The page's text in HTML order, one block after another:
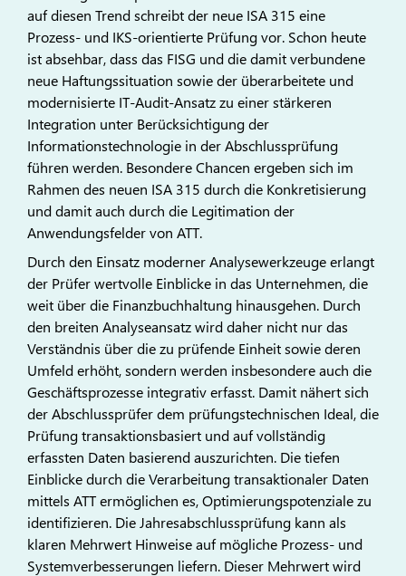
auf diesen Trend schreibt der neue ISA 315 eine
Prozess- und IKS-orientier­te Prüfung vor. Schon heute
ist absehbar, dass das FISG und die damit verbundene
neue Haftungssituation sowie der überarbeite­te und
modernisierte IT-Audit-Ansatz zu einer stärkeren
Integra­tion unter Berücksichtigung der
Informationstechnologie in der Abschlussprüfung
führen werden. Besondere Chancen ergeben sich im
Rahmen des neuen ISA 315 durch die Konkretisierung
und damit auch durch die Legitimation der
Anwendungsfel­der von ATT.
Durch den Einsatz moderner Analysewerkzeuge erlangt
der Prüfer wert­volle Einblicke in das Unternehmen, die
weit über die Finanzbuchhaltung hinausgehen. Durch
den breiten Analyseansatz wird daher nicht nur das
Verständnis über die zu prüfen­de Einheit sowie deren
Umfeld erhöht, son­dern werden insbesondere auch die
Ge­schäftsprozesse integrativ erfasst. Damit nä­hert sich
der Abschlussprüfer dem prüfungstechnischen Ideal, die
Prüfung transaktionsbasiert und auf vollständig
erfassten Da­ten basierend auszurichten. Die tiefen
Einblicke durch die Verar­beitung transaktionaler Daten
mittels ATT ermöglichen es, Opti­mierungspotenziale zu
identifizieren. Die Jahresabschlussprü­fung kann als
klaren Mehrwert Hinweise auf mögliche Prozess- und
Systemverbesserungen liefern. Dieser Mehrwert wird